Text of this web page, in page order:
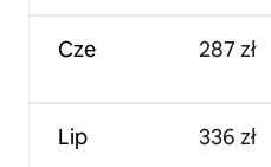
Cze
Lip
287 zł
336 zł